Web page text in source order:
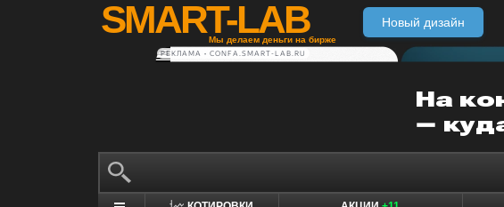
SMART-LAB
Мы делаем деньги на бирже
Новый дизайн
РЕКЛАМА • CONFA.SMART-LAB.RU